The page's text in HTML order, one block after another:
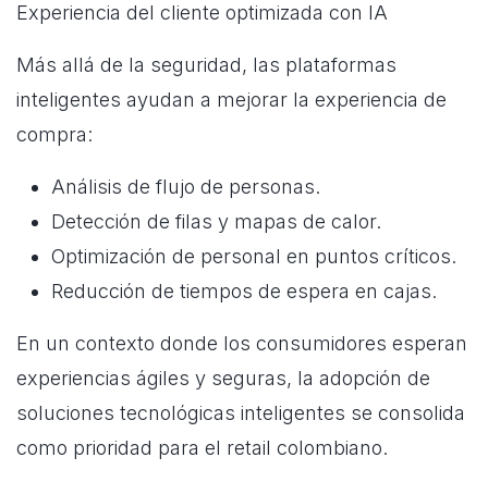
Experiencia del cliente optimizada con IA
Más allá de la seguridad, las plataformas
inteligentes ayudan a mejorar la experiencia de
compra:
Análisis de flujo de personas.
Detección de filas y mapas de calor.
Optimización de personal en puntos críticos.
Reducción de tiempos de espera en cajas.
En un contexto donde los consumidores esperan
experiencias ágiles y seguras, la adopción de
soluciones tecnológicas inteligentes se consolida
como prioridad para el retail colombiano.